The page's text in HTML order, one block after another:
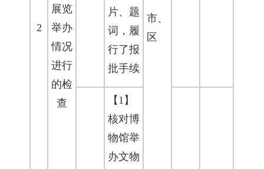
2
展览
举办
情况
进行
的检
查
片、题
词，履
行了报
批手续
市、
区
【1】
核对博
物馆举
办文物